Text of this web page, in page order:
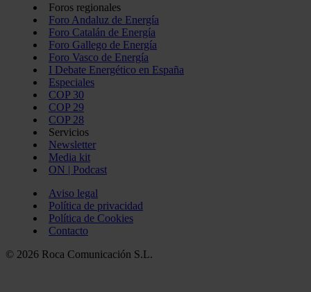
Foros regionales
Foro Andaluz de Energía
Foro Catalán de Energía
Foro Gallego de Energía
Foro Vasco de Energía
I Debate Energético en España
Especiales
COP 30
COP 29
COP 28
Servicios
Newsletter
Media kit
ON | Podcast
Aviso legal
Política de privacidad
Política de Cookies
Contacto
© 2026 Roca Comunicación S.L.